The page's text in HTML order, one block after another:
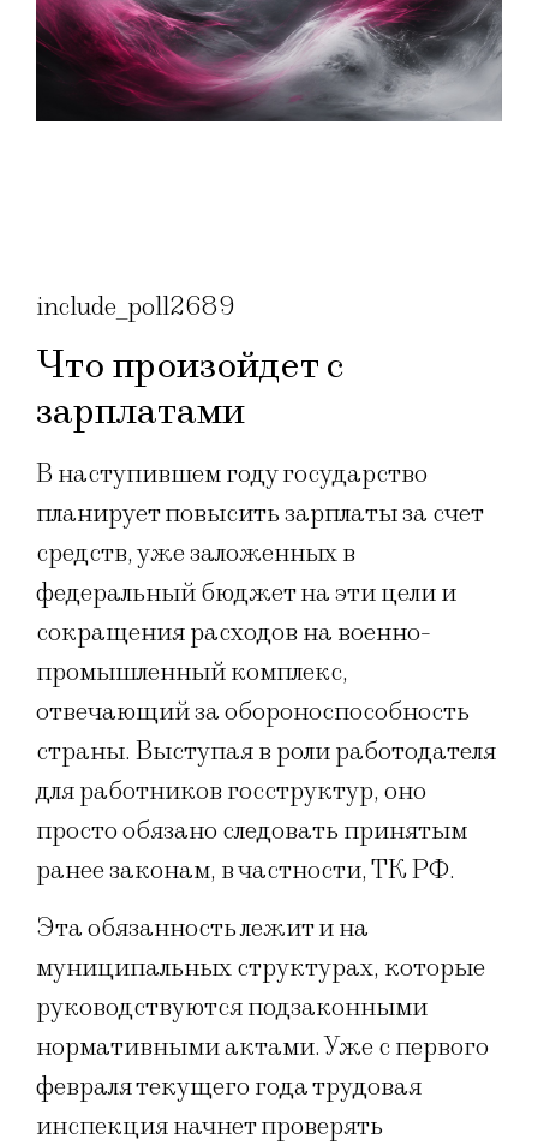
include_poll2689
Что произойдет с
зарплатами
В наступившем году государство
планирует повысить зарплаты за счет
средств, уже заложенных в
федеральный бюджет на эти цели и
сокращения расходов на военно-
промышленный комплекс,
отвечающий за обороноспособность
страны. Выступая в роли работодателя
для работников госструктур, оно
просто обязано следовать принятым
ранее законам, в частности, ТК РФ.
Эта обязанность лежит и на
муниципальных структурах, которые
руководствуются подзаконными
нормативными актами. Уже с первого
февраля текущего года трудовая
инспекция начнет проверять